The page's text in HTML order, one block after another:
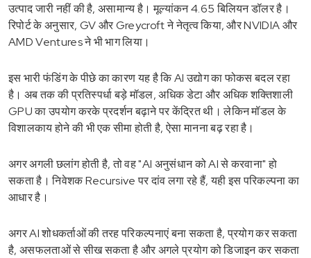
उत्पाद जारी नहीं की है, असामान्य है। मूल्यांकन 4.65 बिलियन डॉलर है।
रिपोर्ट के अनुसार, GV और Greycroft ने नेतृत्व किया, और NVIDIA और
AMD Ventures ने भी भाग लिया।
इस भारी फंडिंग के पीछे का कारण यह है कि AI उद्योग का फोकस बदल रहा
है। अब तक की प्रतिस्पर्धा बड़े मॉडल, अधिक डेटा और अधिक शक्तिशाली
GPU का उपयोग करके प्रदर्शन बढ़ाने पर केंद्रित थी। लेकिन मॉडल के
विशालकाय होने की भी एक सीमा होती है, ऐसा मानना बढ़ रहा है।
अगर अगली छलांग होती है, तो वह "AI अनुसंधान को AI से करवाना" हो
सकता है। निवेशक Recursive पर दांव लगा रहे हैं, यही इस परिकल्पना का
आधार है।
अगर AI शोधकर्ताओं की तरह परिकल्पनाएं बना सकता है, प्रयोग कर सकता
है, असफलताओं से सीख सकता है और अगले प्रयोग को डिजाइन कर सकता